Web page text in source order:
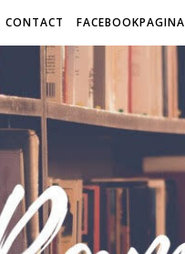
CONTACT FACEBOOKPAGINA